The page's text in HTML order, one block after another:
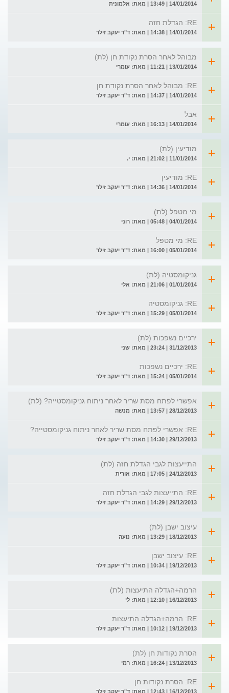
14/01/2014 | 13:49 | מאת: אלמונית
RE: הגדלת חזה
14/01/2014 | 14:38 | מאת: ד"ר יעקב זילר
מבוהל לאחר הסרת נקודת חן (לת)
13/01/2014 | 11:21 | מאת: עומרי
RE: מבוהל לאחר הסרת נקודת חן
14/01/2014 | 14:37 | מאת: ד"ר יעקב זילר
אבל
14/01/2014 | 16:13 | מאת: עומרי
מודיעין (לת)
11/01/2014 | 21:02 | מאת: י.
RE: מודיעין
14/01/2014 | 14:36 | מאת: ד"ר יעקב זילר
מי מטפל (לת)
04/01/2014 | 05:48 | מאת: רוני
RE: מי מטפל
05/01/2014 | 16:00 | מאת: ד"ר יעקב זילר
גניקומסטיה (לת)
01/01/2014 | 21:06 | מאת: אלי
RE: גניקומסטיה
05/01/2014 | 15:29 | מאת: ד"ר יעקב זילר
ירכיים נשפכות (לת)
31/12/2013 | 23:24 | מאת: שני
RE: ירכיים נשפכות
05/01/2014 | 15:24 | מאת: ד"ר יעקב זילר
אפשרי לפתח מסת שריר לאחר ניתוח גניקומסטייה? (לת)
28/12/2013 | 13:57 | מאת: מנשה
RE: אפשרי לפתח מסת שריר לאחר ניתוח גניקומסטייה?
29/12/2013 | 14:30 | מאת: ד"ר יעקב זילר
התייעצות לגבי הגדלת חזה (לת)
24/12/2013 | 17:05 | מאת: אורית
RE: התייעצות לגבי הגדלת חזה
29/12/2013 | 14:29 | מאת: ד"ר יעקב זילר
עיצוב ישבן (לת)
18/12/2013 | 13:29 | מאת: נועה
RE: עיצוב ישבן
19/12/2013 | 10:34 | מאת: ד"ר יעקב זילר
הרמה+הגדלה התיעצות (לת)
16/12/2013 | 12:10 | מאת: לי
RE: הרמה+הגדלה התיעצות
19/12/2013 | 10:12 | מאת: ד"ר יעקב זילר
הסרת נקודות חן (לת)
13/12/2013 | 16:24 | מאת: רמי
RE: הסרת נקודות חן
16/12/2013 | 12:43 | מאת: ד"ר יעקב זילר